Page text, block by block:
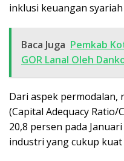
inklusi keuangan
Baca Juga Pemkab
GOR Lanal Oleh
Dari aspek permodalan,
(Capital Adequacy Ratio/
20,8 persen pada
industri yang cukup